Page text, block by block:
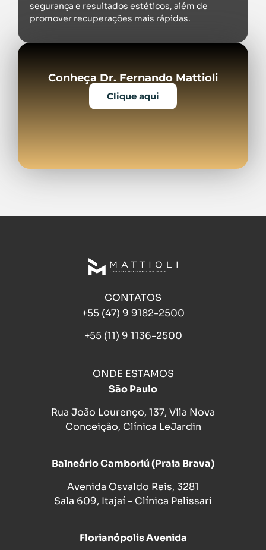
segurança e resultados estéticos, além de
promover recuperações mais rápidas.
Conheça Dr. Fernando Mattioli
Clique aqui
CONTATOS
+55 (47) 9 9182-2500
+55 (11) 9 1136-2500
ONDE ESTAMOS
São Paulo
Rua João Lourenço, 137, Vila Nova
Conceição, Clínica LeJardin
Balneário Camboriú (Praia Brava)
Avenida Osvaldo Reis, 3281
Sala 609, Itajaí – Clínica Pelissari
Florianópolis Avenida